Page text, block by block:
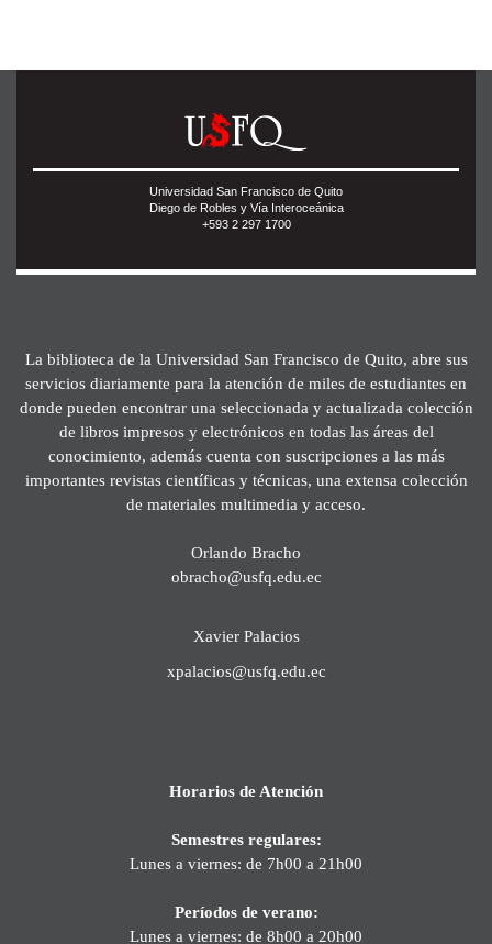
Universidad San Francisco de Quito
Diego de Robles y Vía Interoceánica
+593 2 297 1700
La biblioteca de la Universidad San Francisco de Quito, abre sus
servicios diariamente para la atención de miles de estudiantes en
donde pueden encontrar una seleccionada y actualizada colección
de libros impresos y electrónicos en todas las áreas del
conocimiento, además cuenta con suscripciones a las más
importantes revistas científicas y técnicas, una extensa colección
de materiales multimedia y acceso.
Orlando Bracho
obracho@usfq.edu.ec
Xavier Palacios
xpalacios@usfq.edu.ec
Horarios de Atención
Semestres regulares:
Lunes a viernes: de 7h00 a 21h00
Períodos de verano:
Lunes a viernes: de 8h00 a 20h00